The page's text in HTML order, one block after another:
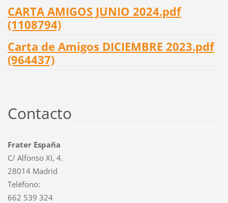
CARTA AMIGOS JUNIO 2024.pdf
(1108794)
Carta de Amigos DICIEMBRE 2023.pdf
(964437)
Contacto
Frater España
C/ Alfonso XI, 4.
28014 Madrid
Teléfono:
662 539 324